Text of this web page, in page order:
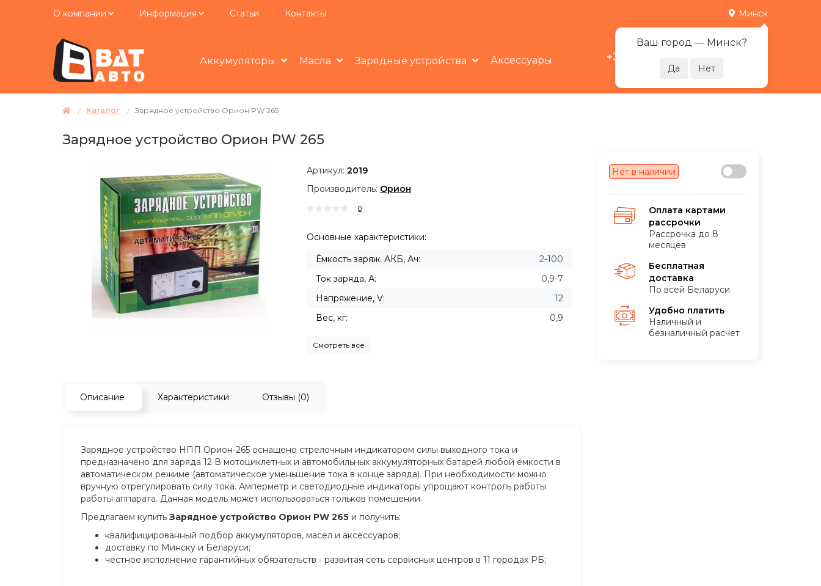
О компании Информация Статьи Контакты Минск
Ваш город — Минск?
Аккумуляторы
Масла Зарядные устройства Аксессуары +375 29 378-07-17
Пн-Пт 09:00-21:00
Каталог Зарядное устройство Орион PW 265
Зарядное устройство Орион PW 265
Артикул: 2019
Производитель: Орион
0
Основные характеристики:
Ёмкость заряж. АКБ, Ач:
2-100
Ток заряда, А:
0,9-7
Напряжение, V:
12
Вес, кг:
0,9
Смотреть все
Нет в наличии
Оплата картами
рассрочки
Рассрочка до 8
месяцев
Бесплатная
доставка
По всей Беларуси
Удобно платить
Наличный и
безналичный расчет
Описание Характеристики Отзывы (0)
Зарядное устройство НПП Орион-265 оснащено стрелочным индикатором силы выходного тока и
предназначено для заряда 12 В мотоциклетных и автомобильных аккумуляторных батарей любой емкости в
автоматическом режиме (автоматическое уменьшение тока в конце заряда). При необходимости можно
вручную отрегулировать силу тока. Амперметр и светодиодные индикаторы упрощают контроль работы
работы аппарата. Данная модель может использоваться тольков помещении.
Предлагаем купить Зарядное устройство Орион PW 265 и получить:
квалифицированный подбор аккумуляторов, масел и аксессуаров;
доставку по Минску и Беларуси;
честное исполнение гарантийных обязательств - развитая сеть сервисных центров в 11 городах РБ;